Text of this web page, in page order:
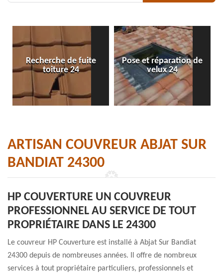
Recherche de fuite
toiture 24
Pose et réparation de
velux 24
ARTISAN COUVREUR ABJAT SUR
BANDIAT 24300
HP COUVERTURE UN COUVREUR
PROFESSIONNEL AU SERVICE DE TOUT
PROPRIÉTAIRE DANS LE 24300
Le couvreur HP Couverture est installé à Abjat Sur Bandiat
24300 depuis de nombreuses années. Il offre de nombreux
services à tout propriétaire particuliers, professionnels et